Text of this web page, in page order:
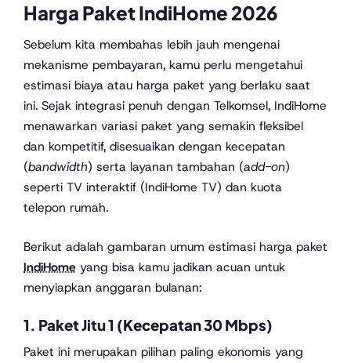
Harga Paket IndiHome 2026
Sebelum kita membahas lebih jauh mengenai
mekanisme pembayaran, kamu perlu mengetahui
estimasi biaya atau harga paket yang berlaku saat
ini. Sejak integrasi penuh dengan Telkomsel, IndiHome
menawarkan variasi paket yang semakin fleksibel
dan kompetitif, disesuaikan dengan kecepatan
(bandwidth) serta layanan tambahan (add-on)
seperti TV interaktif (IndiHome TV) dan kuota
telepon rumah.
Berikut adalah gambaran umum estimasi harga paket
IndiHome yang bisa kamu jadikan acuan untuk
menyiapkan anggaran bulanan:
1. Paket Jitu 1 (Kecepatan 30 Mbps)
Paket ini merupakan pilihan paling ekonomis yang